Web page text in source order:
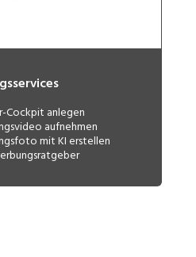
Zeit zum Geniessen
Räumen, der Bibliothek
Hier und Jetzt,
kulinarischen Angebot
Aussicht auf die
Schenken
Augenblick in Ihrem
Cockpit anlegen
aufnehmen
mit KI erstellen